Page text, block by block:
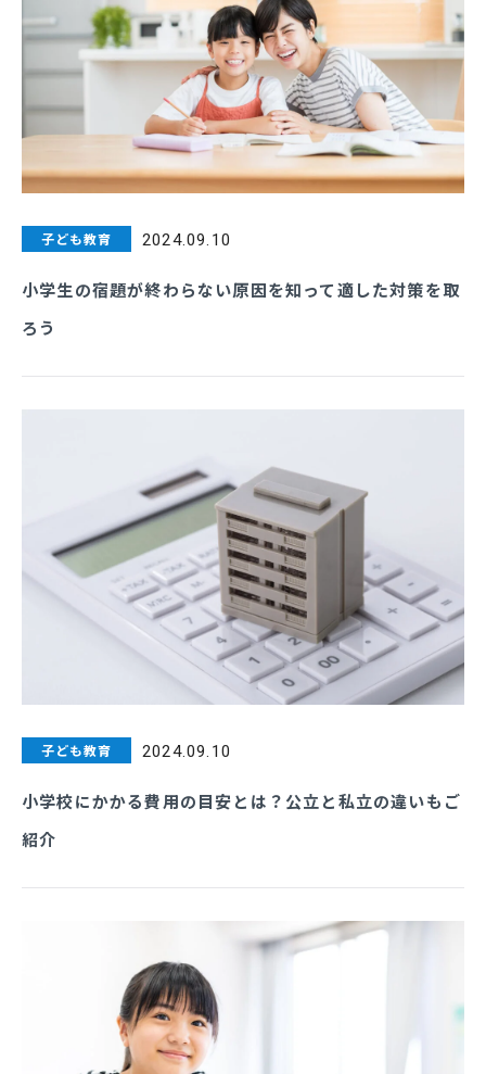
子ども教育 2024.09.10
小学生の宿題が終わらない原因を知って適した対策を取
ろう
子ども教育 2024.09.10
小学校にかかる費用の目安とは？公立と私立の違いもご
紹介